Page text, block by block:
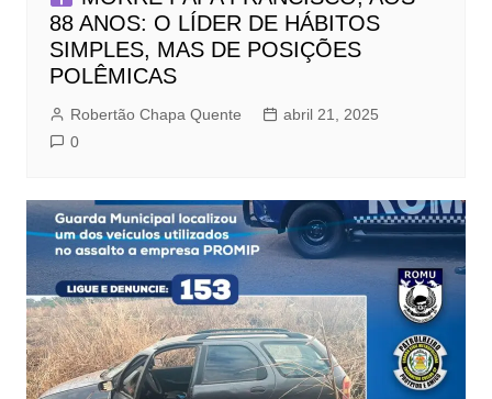
88 ANOS: O LÍDER DE HÁBITOS
SIMPLES, MAS DE POSIÇÕES
POLÊMICAS
Robertão Chapa Quente
abril 21, 2025
0